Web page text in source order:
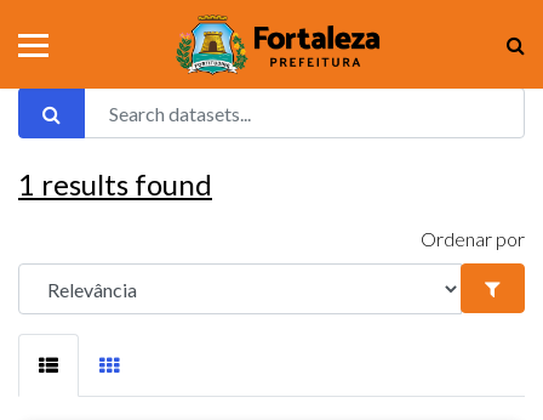
1 results found
Ordenar por